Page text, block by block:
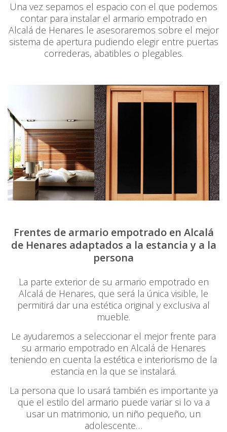
Una vez sepamos el espacio con el que podemos
contar para instalar el armario empotrado en
Alcalá de Henares le asesoraremos sobre el mejor
sistema de apertura pudiendo elegir entre puertas
correderas, abatibles o plegables.
Frentes de armario empotrado en Alcalá
de Henares adaptados a la estancia y a la
persona
La parte exterior de su armario empotrado en
Alcalá de Henares, que será la única visible, le
permitirá dar una estética original y exclusiva al
mueble.
Le ayudaremos a seleccionar el mejor frente para
su armario empotrado en Alcalá de Henares
teniendo en cuenta la estética e interiorismo de la
estancia en la que se instalará.
La persona que lo usará también es importante ya
que el estilo del armario puede variar si lo va a
usar un matrimonio, un niño pequeño, un
adolescente…